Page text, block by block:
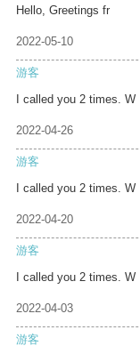
Hello, Greetings fr
2022-05-10
游客
I called you 2 times. W
2022-04-26
游客
I called you 2 times. W
2022-04-20
游客
I called you 2 times. W
2022-04-03
游客